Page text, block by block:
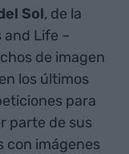
Sol, de la
Life –
de imagen
los últimos
para
parte de sus
con imágenes